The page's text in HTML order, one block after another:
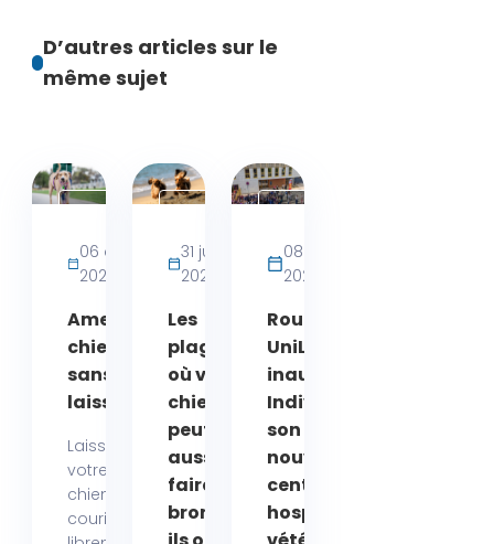
D’autres articles sur le
même sujet
être
chien
06 août
2026
Amende
chien
sans
laisse
Laisser
votre
chien
courir
31 juillet
2026
Les
plages
où votre
chien
peut
aussi se
faire
bronzer :
08 juin
2026
Rouen :
UniLaSalle
inaugure
Indivisa,
son
nouveau
centre
hospitalier